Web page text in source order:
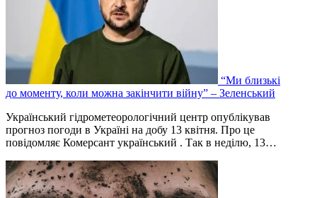
“Ми близькі
до моменту, коли можна закінчити війну” – Зеленський
Український гідрометеорологічний центр опублікував
прогноз погоди в Україні на добу 13 квітня. Про це
повідомляє Комерсант український . Так в неділю, 13…